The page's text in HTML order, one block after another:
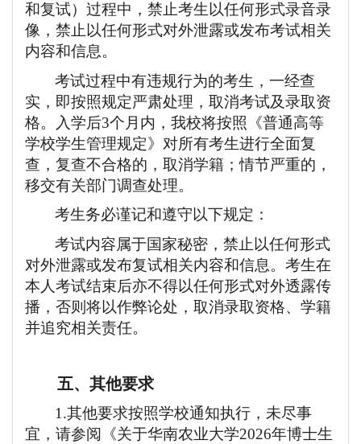
和复试）过程中，禁止考生以任何形式录音录
像，禁止以任何形式对外泄露或发布考试相关
内容和信息。
考试过程中有违规行为的考生，一经查
实，即按照规定严肃处理，取消考试及录取资
格。入学后3个月内，我校将按照《普通高等
学校学生管理规定》对所有考生进行全面复
查，复查不合格的，取消学籍；情节严重的，
移交有关部门调查处理。
考生务必谨记和遵守以下规定：
考试内容属于国家秘密，禁止以任何形式
对外泄露或发布复试相关内容和信息。考生在
本人考试结束后亦不得以任何形式对外透露传
播，否则将以作弊论处，取消录取资格、学籍
并追究相关责任。
五、其他要求
1.其他要求按照学校通知执行，未尽事
宜，请参阅《关于华南农业大学2026年博士生